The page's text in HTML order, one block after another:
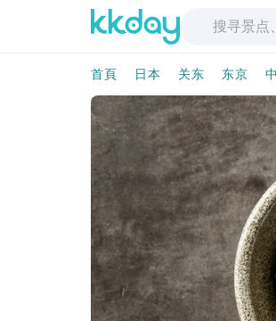
首頁 日本 关东 东京